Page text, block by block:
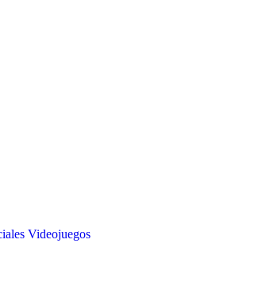
Videojuegos